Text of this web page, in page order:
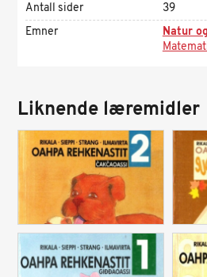
Antall sider
39
Emner
Natur
Liknende læremidler